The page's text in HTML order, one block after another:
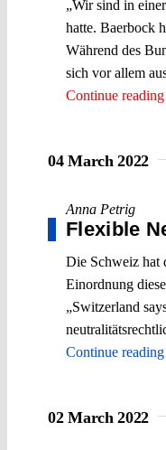
„Wir sind in
hatte. Baerbock
Während des
sich vor allem
Continue
04 March 2022
Anna Petrig
Flexible
Die Schweiz hat
Einordnung
„Switzerland
Continue
02 March 2022